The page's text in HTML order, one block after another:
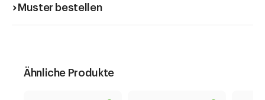
Muster bestellen
Ähnliche Produkte